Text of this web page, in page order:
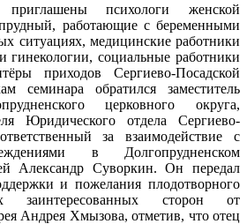
психологи женской
работающие с беременными
ситуациях, медицинские работники
гинекологии, социальные работники
приходов Сергиево-Посадской
семинара обратился заместитель
церковного округа,
Юридического отдела Сергиево-
за взаимодействие с
в Долгопрудненском
Александр Суворкин. Он передал
и пожелания плодотворного
заинтересованных сторон от
Андрея Хмызова, отметив, что отец